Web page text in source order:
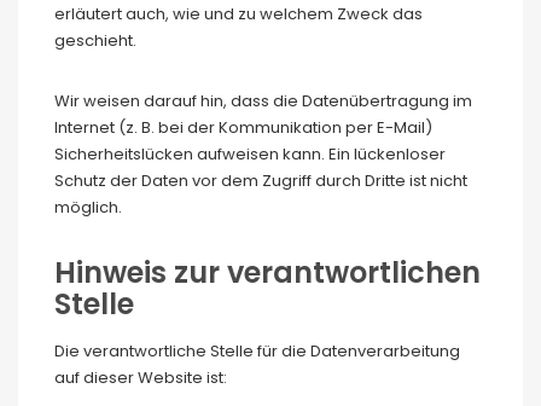
erläutert auch, wie und zu welchem Zweck das
geschieht.
Wir weisen darauf hin, dass die Datenübertragung im
Internet (z. B. bei der Kommunikation per E-Mail)
Sicherheitslücken aufweisen kann. Ein lückenloser
Schutz der Daten vor dem Zugriff durch Dritte ist nicht
möglich.
Hinweis zur verantwortlichen
Stelle
Die verantwortliche Stelle für die Datenverarbeitung
auf dieser Website ist: